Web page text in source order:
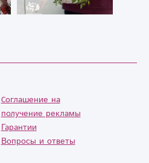
Cоглашение на
получение рекламы
Гарантии
Вопросы и ответы